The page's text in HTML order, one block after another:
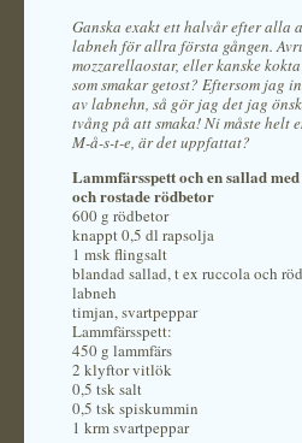
Ganska exakt ett halvår efter alla
labneh för allra första gången.
mozzarellaostar, eller kanske
som smakar getost? Eftersom jag
av labnehn, så gör jag det jag
tvång på att smaka! Ni måste
M-å-s-t-e, är det uppfattat?
Lammfärsspett och en sallad
och rostade rödbetor
600 g rödbetor
knappt 0,5 dl rapsolja
1 msk flingsalt
blandad sallad, t ex ruccola och
labneh
timjan, svartpeppar
Lammfärsspett:
450 g lammfärs
2 klyftor vitlök
0,5 tsk salt
0,5 tsk spiskummin
1 krm svartpeppar